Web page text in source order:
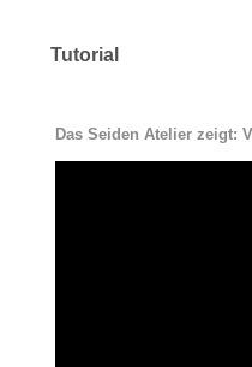
Tutorial
Das Seiden Atelier zeigt: